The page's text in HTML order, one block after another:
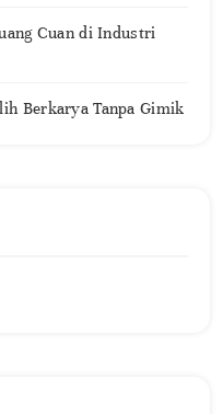
Cuan di Industri
Berkarya Tanpa Gimik